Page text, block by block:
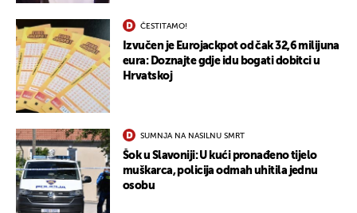
ČESTITAMO!
Izvučen je Eurojackpot od čak 32,6 milijuna
eura: Doznajte gdje idu bogati dobitci u
Hrvatskoj
SUMNJA NA NASILNU SMRT
Šok u Slavoniji: U kući pronađeno tijelo
muškarca, policija odmah uhitila jednu
osobu